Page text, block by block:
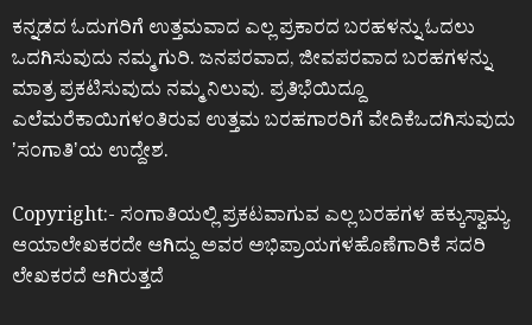
ಕನ್ನಡದ ಓದುಗರಿಗೆ ಉತ್ತಮವಾದ ಎಲ್ಲ ಪ್ರಕಾರದ ಬರಹಳನ್ನು ಓದಲು
ಒದಗಿಸುವುದು ನಮ್ಮ ಗುರಿ. ಜನಪರವಾದ, ಜೀವಪರವಾದ ಬರಹಗಳನ್ನು
ಮಾತ್ರ ಪ್ರಕಟಿಸುವುದು ನಮ್ಮ ನಿಲುವು. ಪ್ರತಿಭೆಯಿದ್ದೂ
ಎಲೆಮರೆಕಾಯಿಗಳಂತಿರುವ ಉತ್ತಮ ಬರಹಗಾರರಿಗೆ ವೇದಿಕೆಒದಗಿಸುವುದು
ʼಸಂಗಾತಿʼಯ ಉದ್ದೇಶ.
Copyright:- ಸಂಗಾತಿಯಲ್ಲಿ ಪ್ರಕಟವಾಗುವ ಎಲ್ಲ ಬರಹಗಳ ಹಕ್ಕುಸ್ವಾಮ್ಯ
ಆಯಾಲೇಖಕರದೇ ಆಗಿದ್ದು ಅವರ ಅಭಿಪ್ರಾಯಗಳಹೊಣೆಗಾರಿಕೆ ಸದರಿ
ಲೇಖಕರದೆ ಆಗಿರುತ್ತದೆ